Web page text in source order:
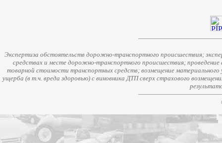
Экспертиза обстоятельств дорожно-транспортного происшествия;
средствах и месте дорожно-транспортного происшествия;
товарной стоимости транспортных средств; возмещение
ущерба (в т.ч. вреда здоровью) с виновника ДТП сверх страхового